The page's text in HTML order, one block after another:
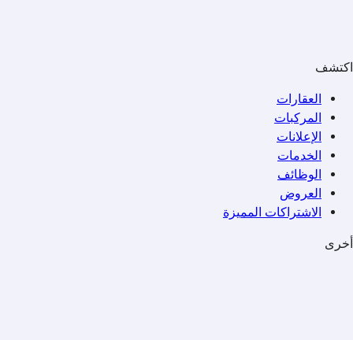
اكتشف
العقارات
المركبات
الإعلانات
الخدمات
الوظائف
العروض
الاشتراكات المميزة
أخرى